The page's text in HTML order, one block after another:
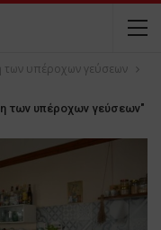
των υπέροχων γεύσεων
των υπέροχων γεύσεων"